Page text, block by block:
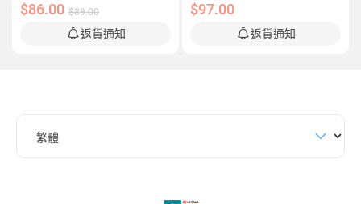
$86.00 $89.00
返貨通知
$97.00
返貨通知